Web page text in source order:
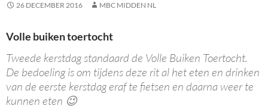
26 DECEMBER 2016 MBC MIDDEN NL
Volle buiken toertocht
Tweede kerstdag standaard de Volle Buiken Toertocht.
De bedoeling is om tijdens deze rit al het eten en drinken
van de eerste kerstdag eraf te fietsen en daarna weer te
kunnen eten 😉